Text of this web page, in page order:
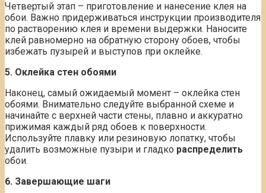
Четвертый этап – приготовление и нанесение клея на
обои. Важно придерживаться инструкции производителя
по растворению клея и времени выдержки. Наносите
клей равномерно на обратную сторону обоев, чтобы
избежать пузырей и выступов при оклейке.
5. Оклейка стен обоями
Наконец, самый ожидаемый момент – оклейка стен
обоями. Внимательно следуйте выбранной схеме и
начинайте с верхней части стены, плавно и аккуратно
прижимая каждый ряд обоев к поверхности.
Используйте плавку или резиновую лопатку, чтобы
удалить возможные пузыри и гладко распределить
обои.
6. Завершающие шаги